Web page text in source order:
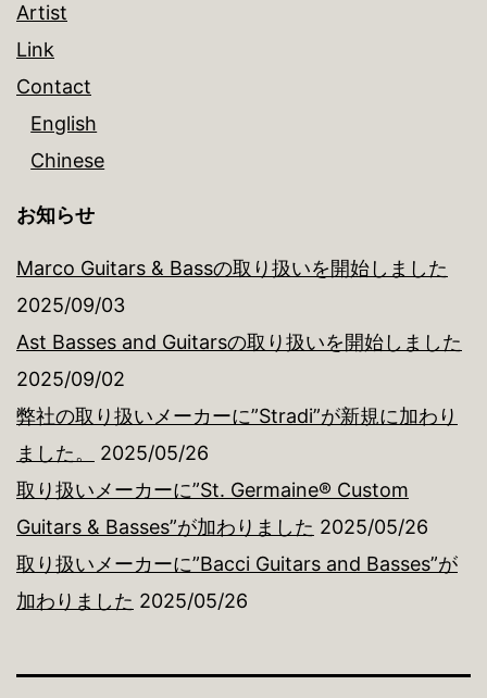
Artist
Link
Contact
English
Chinese
お知らせ
Marco Guitars & Bassの取り扱いを開始しました
2025/09/03
Ast Basses and Guitarsの取り扱いを開始しました
2025/09/02
弊社の取り扱いメーカーに”Stradi”が新規に加わり
ました。
2025/05/26
取り扱いメーカーに”St. Germaine® Custom
Guitars & Basses”が加わりました 2025/05/26
取り扱いメーカーに”Bacci Guitars and Basses”が
加わりました 2025/05/26